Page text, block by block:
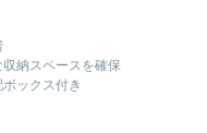
納スペースを確保
ックス付き